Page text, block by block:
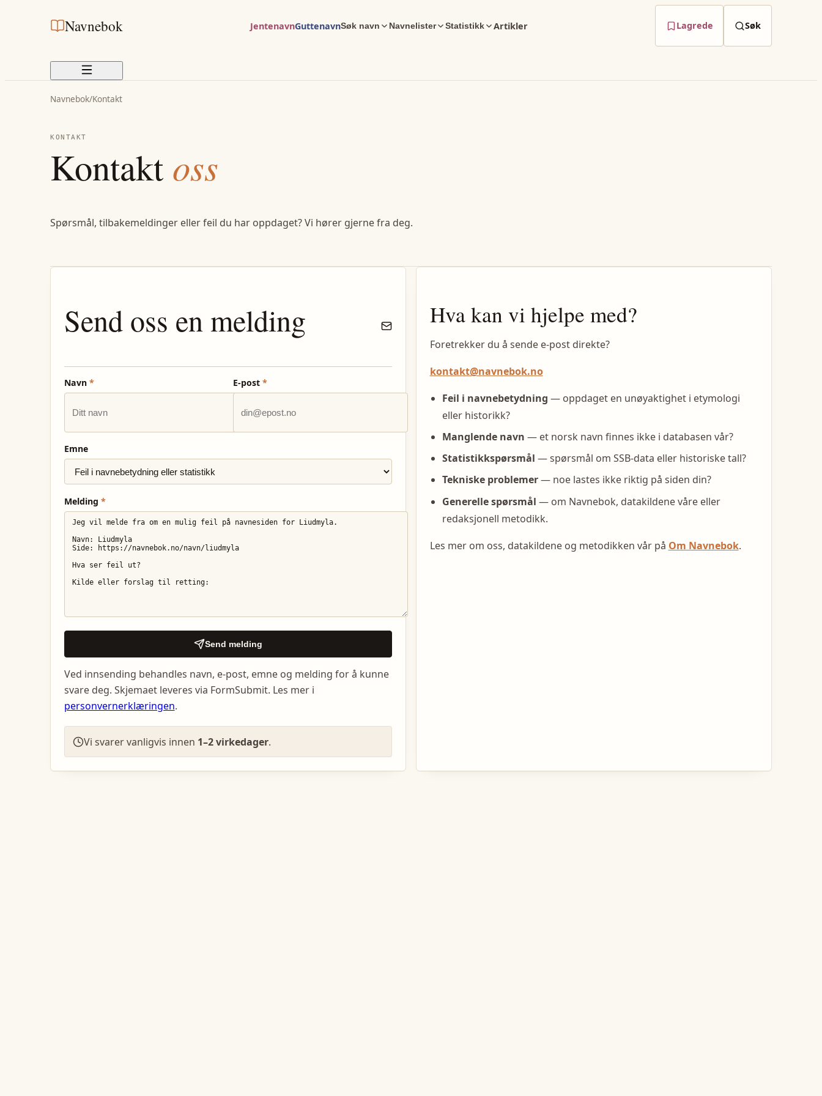
Navnebok JentenavnGuttenavnSøk navn Navnelister Statistikk Artikler Lagrede Søk
Navnebok/Kontakt
KONTAKT
Kontakt oss
Spørsmål, tilbakemeldinger eller feil du har oppdaget? Vi hører gjerne fra deg.
Send oss en melding
Navn * E-post *
Emne
Melding *
Send melding
Ved innsending behandles navn, e-post, emne og melding for å kunne
svare deg. Skjemaet leveres via FormSubmit. Les mer i
personvernerklæringen.
Vi svarer vanligvis innen 1–2 virkedager.
Hva kan vi hjelpe med?
Foretrekker du å sende e-post direkte?
kontakt@navnebok.no
Feil i navnebetydning — oppdaget en unøyaktighet i etymologi
eller historikk?
Manglende navn — et norsk navn finnes ikke i databasen vår?
Statistikkspørsmål — spørsmål om SSB-data eller historiske tall?
Tekniske problemer— noe lastes ikke riktig på siden din?
Generelle spørsmål — om Navnebok, datakildene våre eller
redaksjonell metodikk.
Les mer om oss, datakildene og metodikken vår på Om Navnebok.